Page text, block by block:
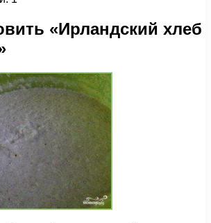
«Ирландский хлеб